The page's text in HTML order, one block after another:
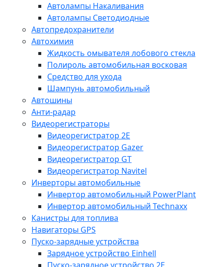
Автолампы Накаливания
Автолампы Светодиодные
Автопредохранители
Автохимия
Жидкость омывателя лобового стекла
Полироль автомобильная восковая
Средство для ухода
Шампунь автомобильный
Автошины
Анти-радар
Видеорегистраторы
Видеорегистратор 2E
Видеорегистратор Gazer
Видеорегистратор GT
Видеорегистратор Navitel
Инверторы автомобильные
Инвертор автомобильный PowerPlant
Инвертор автомобильный Technaxx
Канистры для топлива
Навигаторы GPS
Пуско-зарядные устройства
Зарядное устройство Einhell